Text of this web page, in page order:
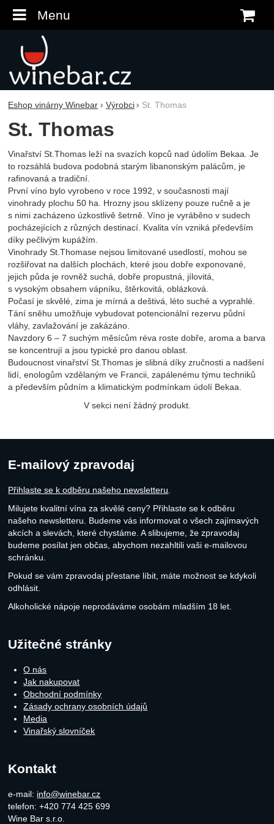
Menu
Eshop vinárny Winebar Výrobci St. Thomas
St. Thomas
Vinařství St.Thomas leží na svazích kopců nad údolím Bekaa. Je
to rozsáhlá budova podobná starým libanonským palácům, je
rafinovaná a tradiční.
První víno bylo vyrobeno v roce 1992, v současnosti mají
vinohrady plochu 50 ha. Hrozny jsou sklízeny pouze ručně a je
s nimi zacházeno úzkostlivě šetrně. Víno je vyráběno v sudech
pocházejících z různých destinací. Kvalita vín vzniká především
díky pečlivým kupážím.
Vinohrady St.Thomase nejsou limitované usedlostí, mohou se
rozšiřovat na dalších plochách, které jsou dobře exponované,
jejich půda je rovněž suchá, dobře propustná, jílovitá,
s vysokým obsahem vápníku, štěrkovitá, oblázková.
Počasí je skvělé, zima je mírná a deštivá, léto suché a vyprahlé.
Tání sněhu umožňuje vybudovat potencionální rezervu půdní
vláhy, zavlažování je zakázáno.
Navzdory 6 – 7 suchým měsícům réva roste dobře, aroma a barva
se koncentrují a jsou typické pro danou oblast.
Budoucnost vinařství St.Thomas je slibná díky zručnosti a nadšení
lidí, enologům vzdělaným ve Francii, zapálenému týmu techniků
a především půdním a klimatickým podmínkam údolí Bekaa.
V sekci není žádný produkt.
E-mailový zpravodaj
Přihlaste se k odběru našeho newsletteru
Milujete kvalitní vína za skvělé ceny? Přihlaste se k odběru
našeho newsletteru. Budeme vás informovat o všech zajímavých
akcích a slevách, které chystáme. A slibujeme, že zpravodaj
budeme posílat jen občas, abychom nezahltili vaši e-mailovou
schránku.
Pokud se vám zpravodaj přestane líbit, máte možnost se kdykoli
odhlásit.
Alkoholické nápoje neprodáváme osobám mladším 18 let.
Užitečné stránky
O nás
Jak nakupovat
Obchodní podmínky
Zásady ochrany osobních údajů
Media
Vinařský slovníček
Kontakt
e-mail: info@winebar.cz
telefon: +420 774 425 699
Wine Bar s.r.o.